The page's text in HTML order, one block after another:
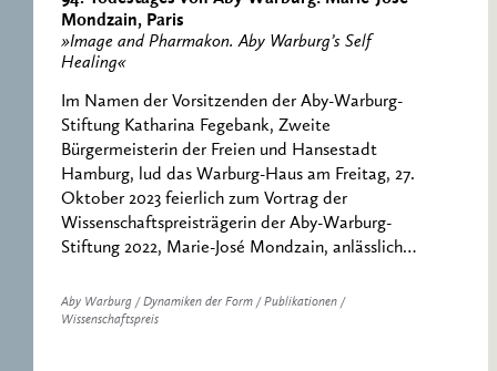
Mondzain, Paris
»Image and Pharmakon. Aby Warburg’s Self
Healing«
Im Namen der Vorsitzenden der Aby-Warburg-
Stiftung Katharina Fegebank, Zweite
Bürgermeisterin der Freien und Hansestadt
Hamburg, lud das Warburg-Haus am Freitag, 27.
Oktober 2023 feierlich zum Vortrag der
Wissenschaftspreisträgerin der Aby-Warburg-
Stiftung 2022, Marie-José Mondzain, anlässlich…
Aby Warburg / Dynamiken der Form / Publikationen /
Wissenschaftspreis